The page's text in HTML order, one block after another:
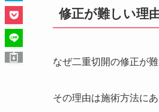
修正が難しい理
なぜ二重切開の修正が
その理由は施術方法にあ